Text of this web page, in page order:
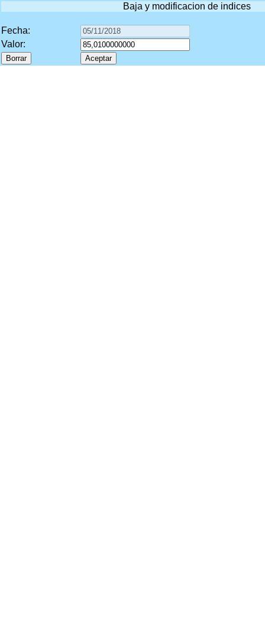
Baja y modificacion de indices
Fecha:
Valor: